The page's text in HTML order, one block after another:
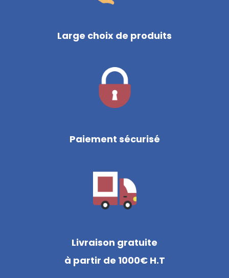
Large choix de produits
Paiement sécurisé
Livraison gratuite
à partir de 1000€ H.T